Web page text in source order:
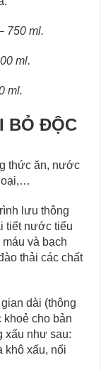
750 ml.
ml.
ml.
BỎ ĐỘC
thức ăn, nước
lưu thông
tiết nước tiểu
và bạch
thải các chất
dài (thông
cho bản
xấu như sau:
khô xấu, nổi